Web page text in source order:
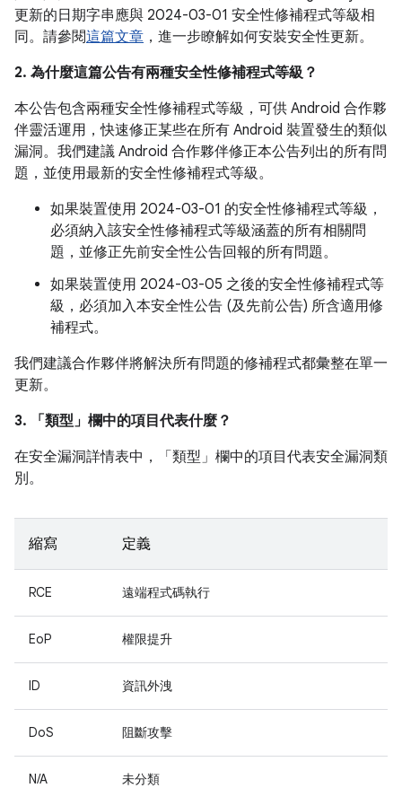
更新的日期字串應與 2024-03-01 安全性修補程式等級相
同。請參閱這篇文章 ，進一步瞭解如何安裝安全性更新。
2. 為什麼這篇公告有兩種安全性修補程式等級？
本公告包含兩種安全性修補程式等級，可供 Android 合作夥
伴靈活運用，快速修正某些在所有 Android 裝置發生的類似
漏洞。我們建議 Android 合作夥伴修正本公告列出的所有問
題，並使用最新的安全性修補程式等級。
如果裝置使用 2024-03-01 的安全性修補程式等級，
必須納入該安全性修補程式等級涵蓋的所有相關問
題，並修正先前安全性公告回報的所有問題。
如果裝置使用 2024-03-05 之後的安全性修補程式等
級，必須加入本安全性公告 (及先前公告) 所含適用修
補程式。
我們建議合作夥伴將解決所有問題的修補程式都彙整在單一
更新。
3. 「類型」 欄中的項目代表什麼？
在安全漏洞詳情表中，「類型」 欄中的項目代表安全漏洞類
別。
縮寫 定義
RCE 遠端程式碼執行
EoP 權限提升
ID 資訊外洩
DoS 阻斷攻擊
N/A 未分類